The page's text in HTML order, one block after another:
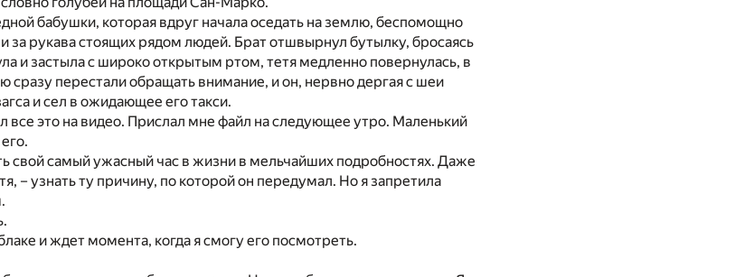
бабушки, которая вдруг начала оседать на землю, беспомощно
за рукава стоящих рядом людей. Брат отшвырнул бутылку, бросаясь
и застыла с широко открытым ртом, тетя медленно повернулась, в
сразу перестали обращать внимание, и он, нервно дергая с шеи
и сел в ожидающее его такси.
все это на видео. Прислал мне файл на следующее утро. Маленький
свой самый ужасный час в жизни в мельчайших подробностях. Даже
– узнать ту причину, по которой он передумал. Но я запретила
и ждет момента, когда я смогу его посмотреть.